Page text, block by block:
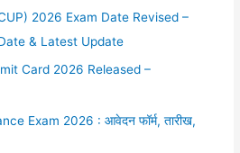
2026 Exam Date Revised –
& Latest Update
Card 2026 Released –
Exam 2026 : आवेदन फॉर्म, तारीख,